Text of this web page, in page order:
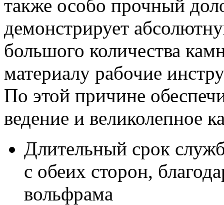
также особо прочный
демонстрирует
большого количества
материалу рабочие
По этой причине
ведение и великолепное
Длительный срок
с обеих сторон,
вольфрама